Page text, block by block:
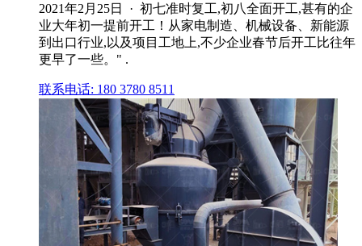
2021年2月25日 · 初七准时复工,初八全面开工,甚有的企
业大年初一提前开工！从家电制造、机械设备、新能源
到出口行业,以及项目工地上,不少企业春节后开工比往年
更早了一些。" .
联系电话: 180 3780 8511